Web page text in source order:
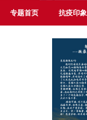
专题首页 抗疫印象